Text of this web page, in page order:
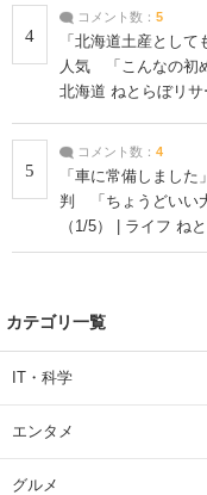
4
コメント数： 5
「北海道土産とし
人気 「こんなの初
北海道 ねとらぼリサ
5
コメント数： 4
「車に常備しまし
判 「ちょうどいい
（1/5） | ライフ ね
カテゴリ一覧
IT・科学
エンタメ
グルメ